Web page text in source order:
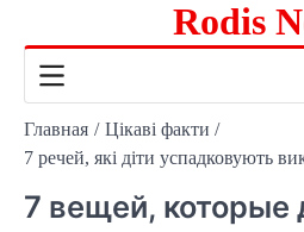
содержимому
Rodis
Главная
Цікаві факти
7 речей, які діти успадковують
7 вещей, которые